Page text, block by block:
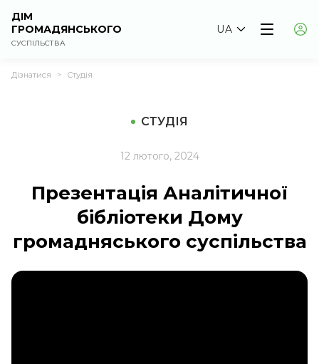
ДІМ
ГРОМАДЯНСЬКОГО
СУСПІЛЬСТВА
UA
Дізнатися > Студія
СТУДІЯ
12 лютого, 2024
Презентація Аналітичної
бібліотеки Дому
громадняського суспільства